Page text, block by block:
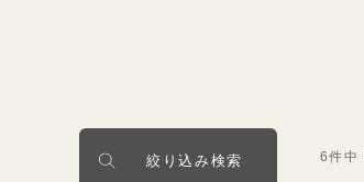
絞り込み検索 6件中